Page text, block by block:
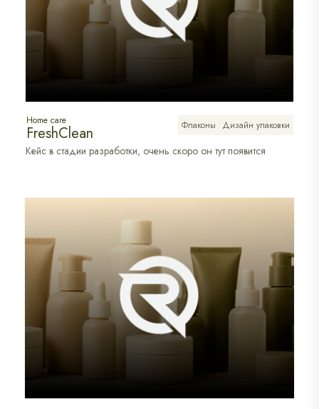
Home care
FreshClean Флаконы Дизайн упаковки
Кейс в стадии разработки, очень скоро он тут появится